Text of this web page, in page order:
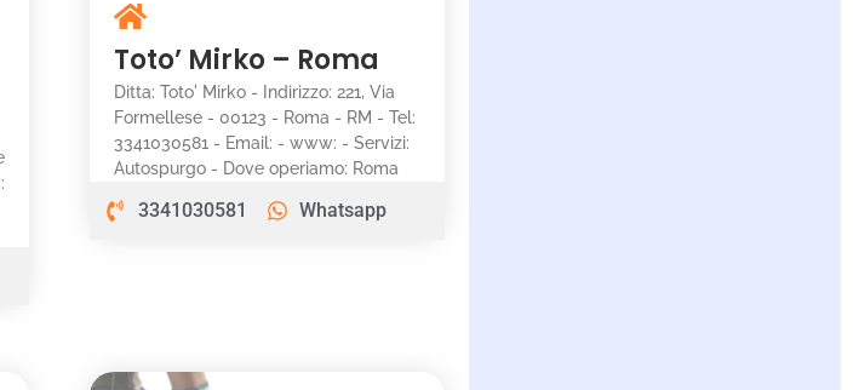
Toto’ Mirko – Roma
Ditta: Toto' Mirko - Indirizzo: 221, Via
Formellese - 00123 - Roma - RM - Tel:
3341030581 - Email: - www: - Servizi:
Autospurgo - Dove operiamo: Roma
3341030581 Whatsapp